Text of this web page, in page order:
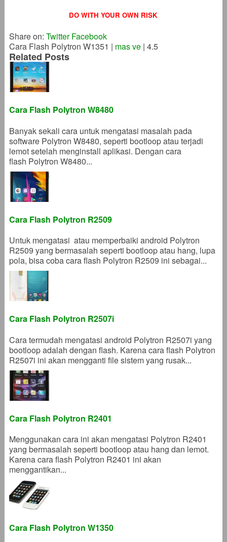
DO WITH YOUR OWN RISK
Share on: Twitter Facebook
Cara Flash Polytron W1351 | mas ve | 4.5
Related Posts
Cara Flash Polytron W8480
Banyak sekali cara untuk mengatasi masalah pada
software Polytron W8480, seperti bootloop atau terjadi
lemot setelah menginstall aplikasi. Dengan cara
flash Polytron W8480...
Cara Flash Polytron R2509
Untuk mengatasi atau memperbaiki android Polytron
R2509 yang bermasalah seperti bootloop atau hang, lupa
pola, bisa coba cara flash Polytron R2509 ini sebagai...
Cara Flash Polytron R2507i
Cara termudah mengatasi android Polytron R2507i yang
bootloop adalah dengan flash. Karena cara flash Polytron
R2507i ini akan mengganti file sistem yang rusak...
Cara Flash Polytron R2401
Menggunakan cara ini akan mengatasi Polytron R2401
yang bermasalah seperti bootloop atau hang dan lemot.
Karena cara flash Polytron R2401 ini akan
menggantikan...
Cara Flash Polytron W1350